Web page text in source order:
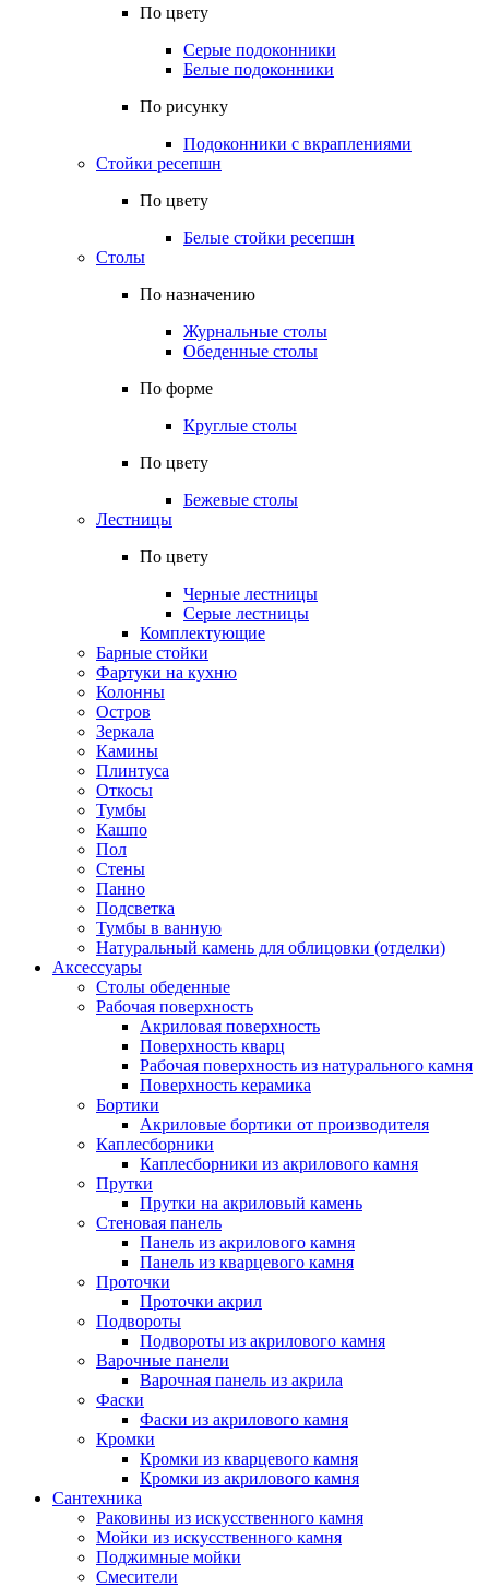
По цвету
Серые подоконники
Белые подоконники
По рисунку
Подоконники с вкраплениями
Стойки ресепшн
По цвету
Белые стойки ресепшн
Столы
По назначению
Журнальные столы
Обеденные столы
По форме
Круглые столы
По цвету
Бежевые столы
Лестницы
По цвету
Черные лестницы
Серые лестницы
Комплектующие
Барные стойки
Фартуки на кухню
Колонны
Остров
Зеркала
Камины
Плинтуса
Откосы
Тумбы
Кашпо
Пол
Стены
Панно
Подсветка
Тумбы в ванную
Натуральный камень для облицовки (отделки)
Аксессуары
Столы обеденные
Рабочая поверхность
Акриловая поверхность
Поверхность кварц
Рабочая поверхность из натурального камня
Поверхность керамика
Бортики
Акриловые бортики от производителя
Каплесборники
Каплесборники из акрилового камня
Прутки
Прутки на акриловый камень
Стеновая панель
Панель из акрилового камня
Панель из кварцевого камня
Проточки
Проточки акрил
Подвороты
Подвороты из акрилового камня
Варочные панели
Варочная панель из акрила
Фаски
Фаски из акрилового камня
Кромки
Кромки из кварцевого камня
Кромки из акрилового камня
Сантехника
Раковины из искусственного камня
Мойки из искусственного камня
Поджимные мойки
Смесители